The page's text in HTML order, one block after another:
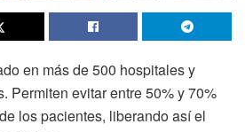
en más de 500 hospitales y
Permiten evitar entre 50% y 70%
los pacientes, liberando así el